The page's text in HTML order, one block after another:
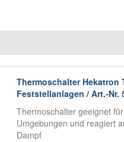
Thermoschalter Hekatron
Feststellanlagen / Art.-Nr.
Thermoschalter geeignet
Umgebungen und reagiert
Dampf